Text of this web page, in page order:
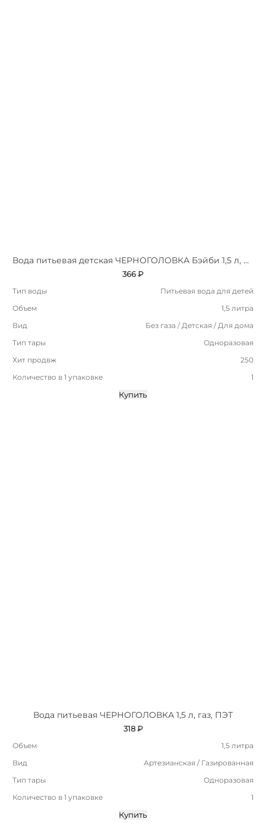
Вода питьевая детская ЧЕРНОГОЛОВКА Бэйби 1,5 л, без газа, ПЭТ
366 ₽
Тип воды
Питьевая вода для детей
Объем
1,5 литра
Вид
Без газа / Детская / Для дома
Тип тары
Одноразовая
Хит продвж
250
Количество в 1 упаковке
1
Купить
Вода питьевая ЧЕРНОГОЛОВКА 1,5 л, газ, ПЭТ
318 ₽
Объем
1,5 литра
Вид
Артезианская / Газированная
Тип тары
Одноразовая
Количество в 1 упаковке
1
Купить